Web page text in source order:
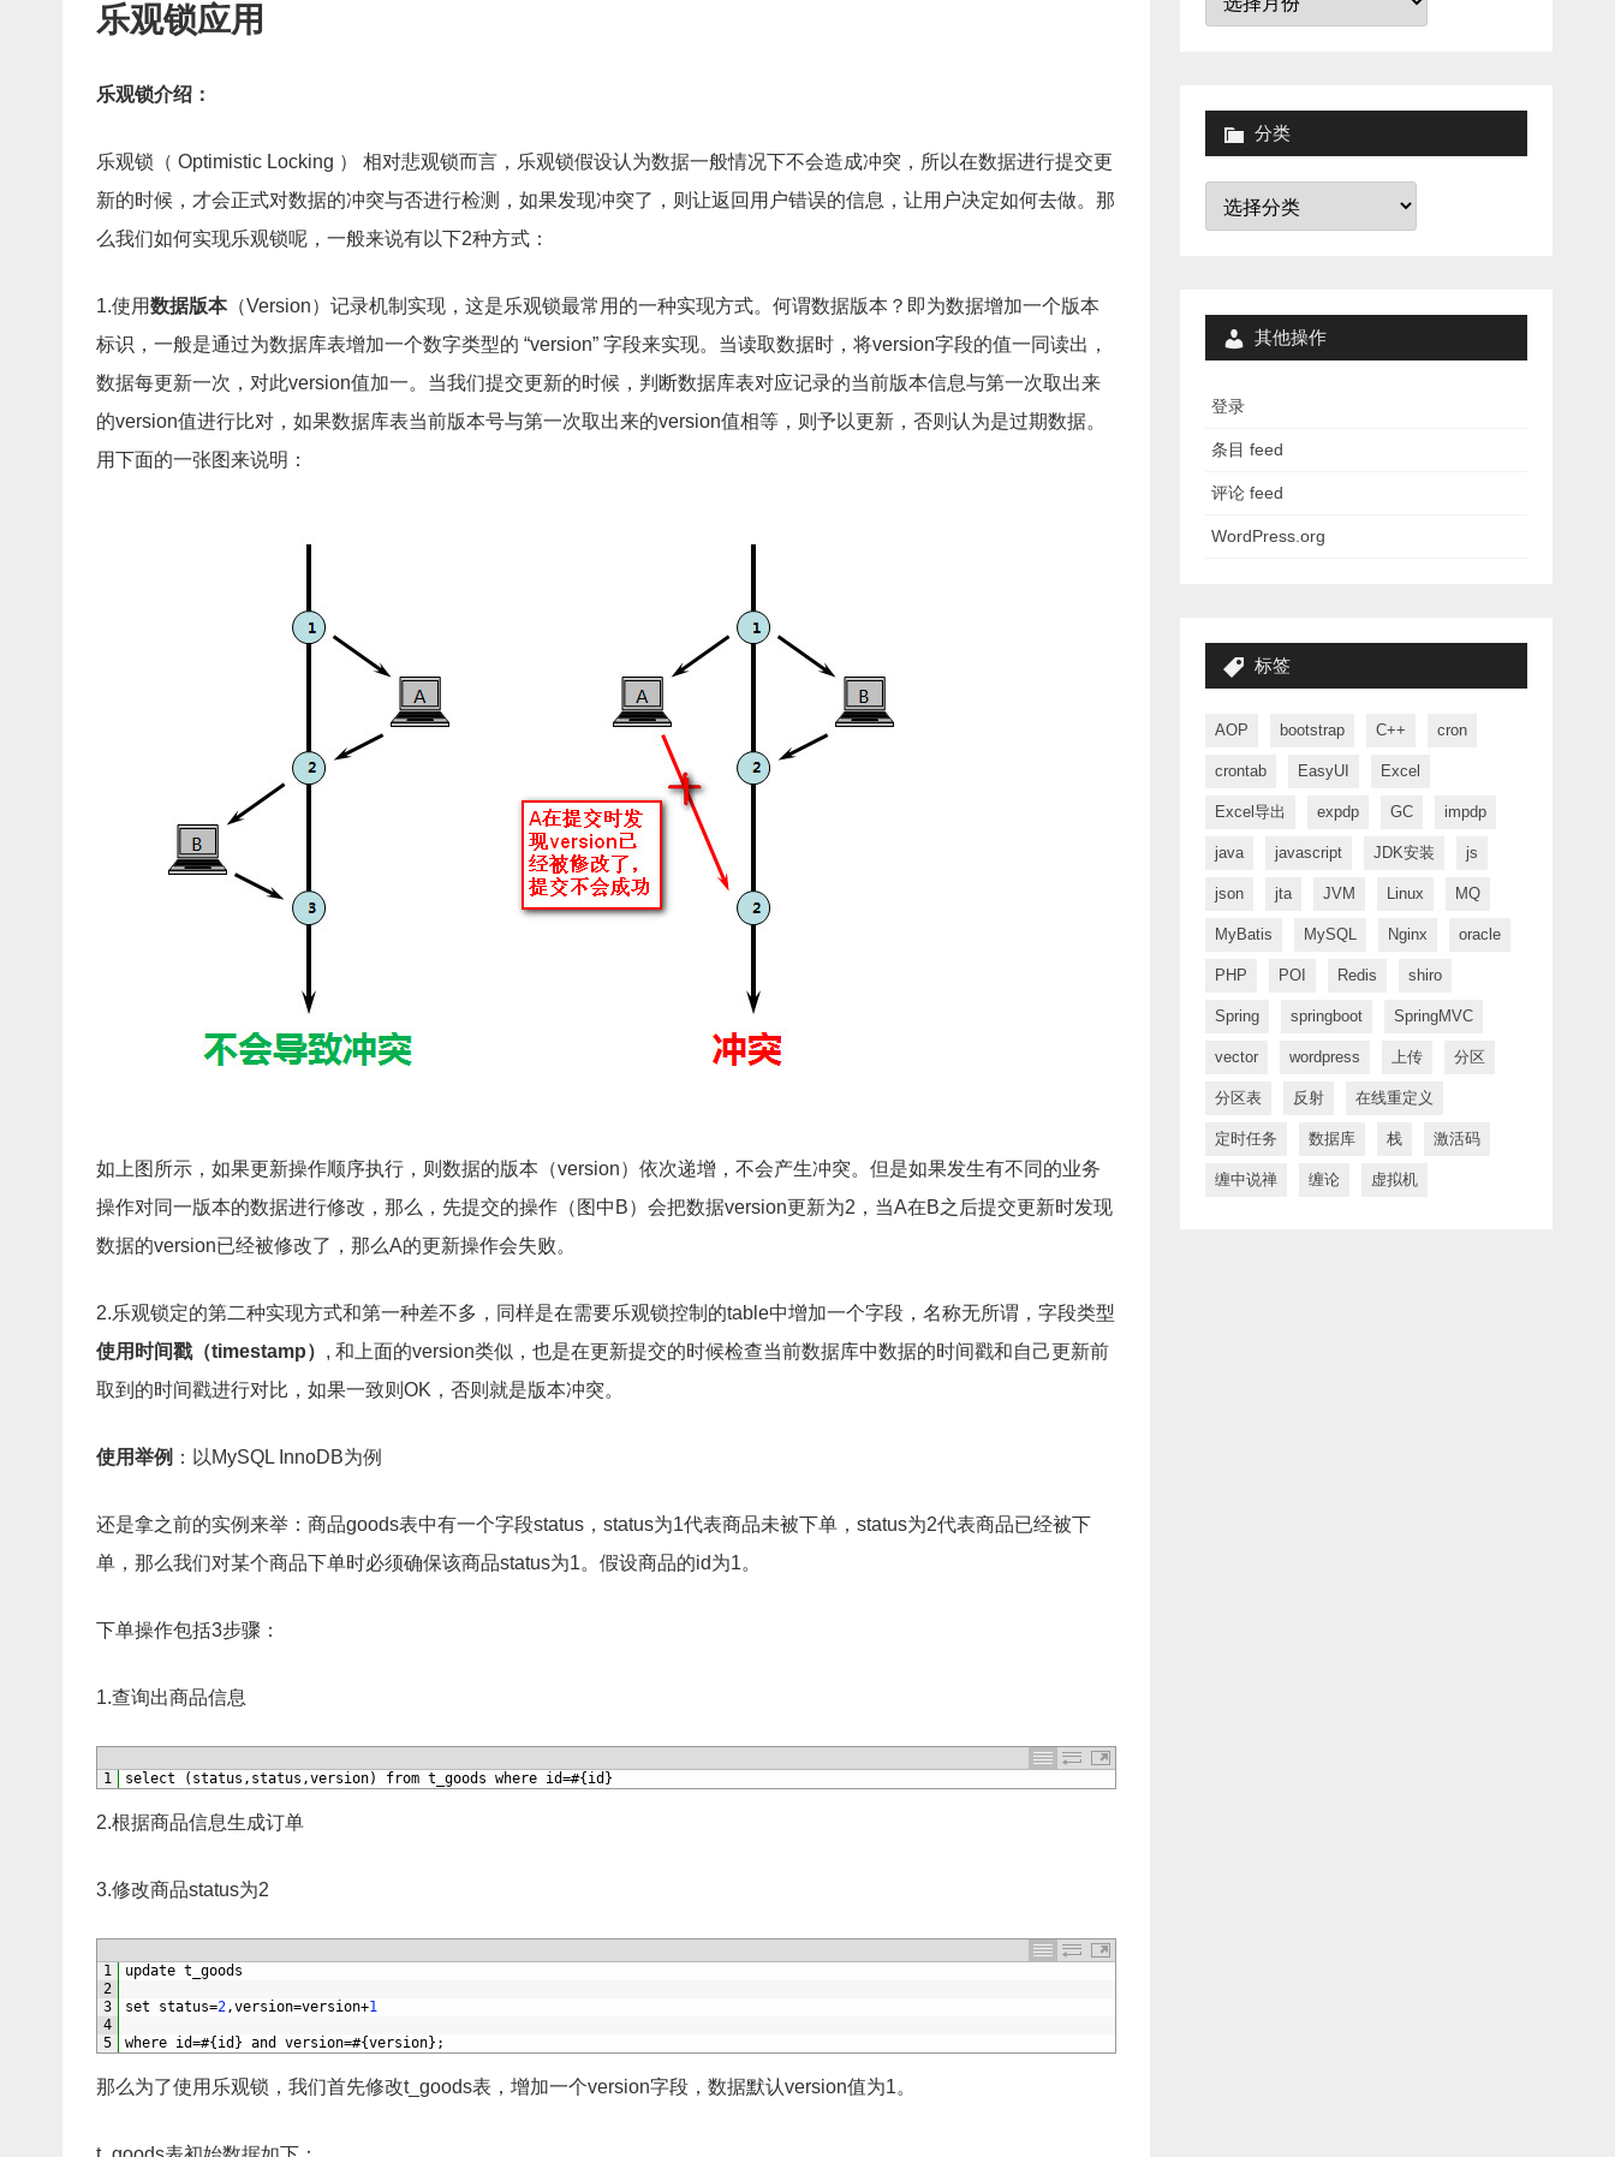
乐观锁应用
乐观锁介绍：
乐观锁（ Optimistic Locking ） 相对悲观锁而言，乐观锁假设认为数据一般情况下不会造成冲突，所以在数据进行提交更
新的时候，才会正式对数据的冲突与否进行检测，如果发现冲突了，则让返回用户错误的信息，让用户决定如何去做。那
么我们如何实现乐观锁呢，一般来说有以下2种方式：
1.使用数据版本（Version）记录机制实现，这是乐观锁最常用的一种实现方式。何谓数据版本？即为数据增加一个版本
标识，一般是通过为数据库表增加一个数字类型的 “version” 字段来实现。当读取数据时，将version字段的值一同读出，
数据每更新一次，对此version值加一。当我们提交更新的时候，判断数据库表对应记录的当前版本信息与第一次取出来
的version值进行比对，如果数据库表当前版本号与第一次取出来的version值相等，则予以更新，否则认为是过期数据。
用下面的一张图来说明：
如上图所示，如果更新操作顺序执行，则数据的版本（version）依次递增，不会产生冲突。但是如果发生有不同的业务
操作对同一版本的数据进行修改，那么，先提交的操作（图中B）会把数据version更新为2，当A在B之后提交更新时发现
数据的version已经被修改了，那么A的更新操作会失败。
2.乐观锁定的第二种实现方式和第一种差不多，同样是在需要乐观锁控制的table中增加一个字段，名称无所谓，字段类型
使用时间戳（timestamp） , 和上面的version类似，也是在更新提交的时候检查当前数据库中数据的时间戳和自己更新前
取到的时间戳进行对比，如果一致则OK，否则就是版本冲突。
使用举例 ：以MySQL InnoDB为例
还是拿之前的实例来举：商品goods表中有一个字段status，status为1代表商品未被下单，status为2代表商品已经被下
单，那么我们对某个商品下单时必须确保该商品status为1。假设商品的id为1。
下单操作包括3步骤：
1.查询出商品信息
1 select ( status , status ,version) from t_goods where id=#{id}
2.根据商品信息生成订单
3.修改商品status为2
1
2
3
4
5
update t_goods
set status=2,version=version+1
where id=#{id} and version=#{version};
那么为了使用乐观锁，我们首先修改t_goods表，增加一个version字段，数据默认version值为1。
分类
分
其他操作
登录
条目 feed
评论 feed
WordPress.org
标签
AOP bootstrap C++ cron
crontab EasyUI Excel
Excel导出 expdp GC impdp
java javascript JDK安装 js
json jta JVM Linux MQ
MyBatis MySQL Nginx oracle
PHP POI Redis shiro
Spring springboot SpringMVC
vector wordpress 上传 分区
分区表 反射 在线重定义
定时任务 数据库 栈 激活码
缠中说禅 缠论 虚拟机